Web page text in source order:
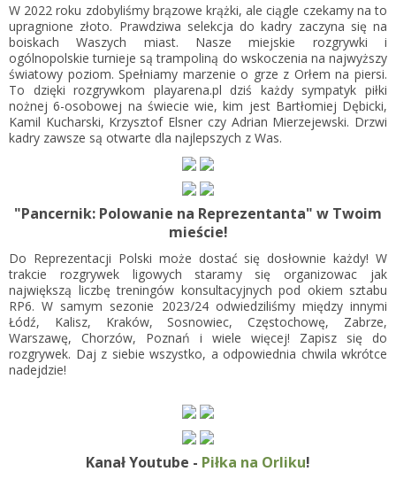
W 2022 roku zdobyliśmy brązowe krążki, ale ciągle czekamy na to
upragnione złoto. Prawdziwa selekcja do kadry zaczyna się na
boiskach Waszych miast. Nasze miejskie rozgrywki i
ogólnopolskie turnieje są trampoliną do wskoczenia na najwyższy
światowy poziom. Spełniamy marzenie o grze z Orłem na piersi.
To dzięki rozgrywkom playarena.pl dziś każdy sympatyk piłki
nożnej 6-osobowej na świecie wie, kim jest Bartłomiej Dębicki,
Kamil Kucharski, Krzysztof Elsner czy Adrian Mierzejewski. Drzwi
kadry zawsze są otwarte dla najlepszych z Was.
"Pancernik: Polowanie na Reprezentanta" w Twoim
mieście!
Do Reprezentacji Polski może dostać się dosłownie każdy! W
trakcie rozgrywek ligowych staramy się organizowac jak
największą liczbę treningów konsultacyjnych pod okiem sztabu
RP6. W samym sezonie 2023/24 odwiedziliśmy między innymi
Łódź, Kalisz, Kraków, Sosnowiec, Częstochowę, Zabrze,
Warszawę, Chorzów, Poznań i wiele więcej! Zapisz się do
rozgrywek. Daj z siebie wszystko, a odpowiednia chwila wkrótce
nadejdzie!
Kanał Youtube - Piłka na Orliku!